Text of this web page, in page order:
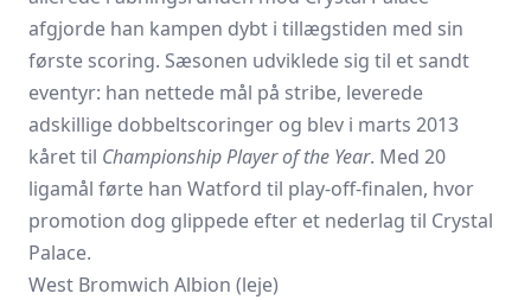
afgjorde han kampen dybt i tillægstiden med sin
første scoring. Sæsonen udviklede sig til et sandt
eventyr: han nettede mål på stribe, leverede
adskillige dobbeltscoringer og blev i marts 2013
kåret til Championship Player of the Year. Med 20
ligamål førte han Watford til play-off-finalen, hvor
promotion dog glippede efter et nederlag til Crystal
Palace.
West Bromwich Albion (leje)